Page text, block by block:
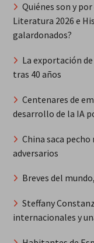
Quiénes son y
Literatura 2026 e
galardonados?
La exportación de
tras 40 años
Centenares de
desarrollo de la IA
China saca
adversarios
Breves del
Steffany
internacionales y